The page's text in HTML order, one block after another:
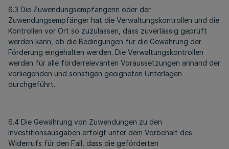
6.3 Die Zuwendungsempfängerin oder der
Zuwendungsempfänger hat die Verwaltungskontrollen und die
Kontrollen vor Ort so zuzulassen, dass zuverlässig geprüft
werden kann, ob die Bedingungen für die Gewährung der
Förderung eingehalten werden. Die Verwaltungskontrollen
werden für alle förderrelevanten Voraussetzungen anhand der
vorliegenden und sonstigen geeigneten Unterlagen
durchgeführt.
6.4 Die Gewährung von Zuwendungen zu den
Investitionsausgaben erfolgt unter dem Vorbehalt des
Widerrufs für den Fall, dass die geförderten